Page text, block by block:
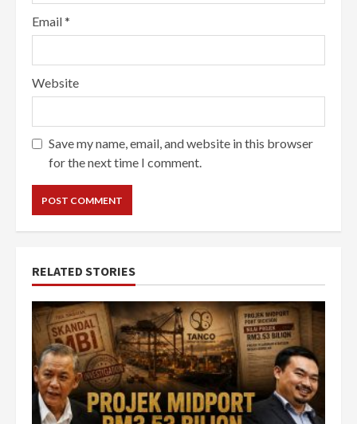
Email*
Website
Save my name, email, and website in this browser
for the next time I comment.
RELATED STORIES